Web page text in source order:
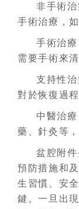
非手術
手術治療，
手術治
需要手術來
支持性
對於恢復過
中醫治
藥、針灸等
盆腔附
預防措施和
生習慣、安
鍵。一旦出